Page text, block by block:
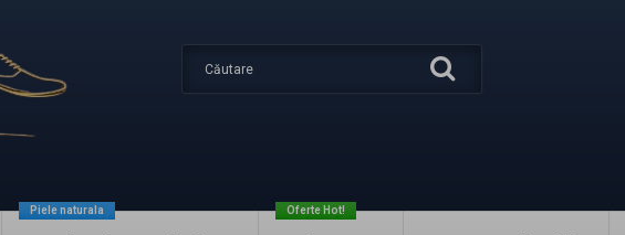
Piele naturala Oferte Hot!